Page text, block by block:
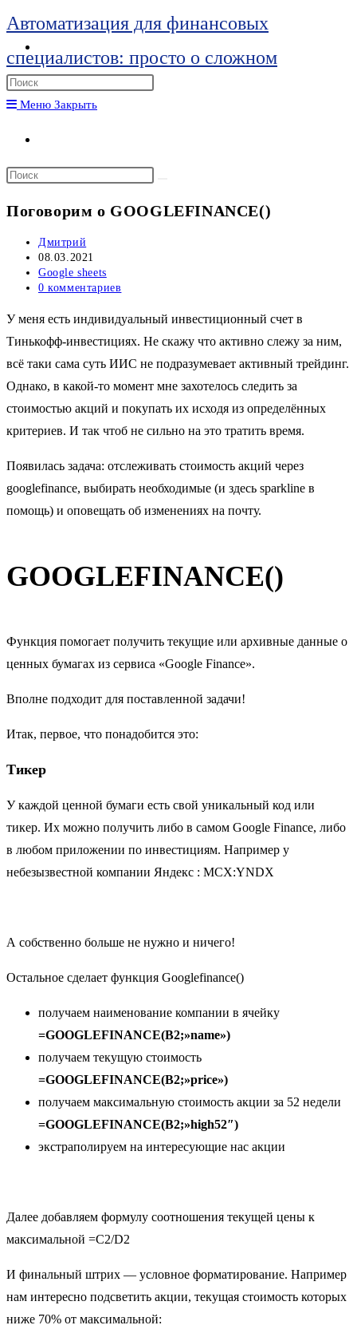
Перейти
содержимому
Автоматизация для финансовых
специалистов: просто о сложном
поиск
по
веб-
сайту
закрыть
поиска.
Меню Закрыть
по
Поиск
сайте
Поговорим о GOOGLEFINANCE()
Автор
записи:
Дмитрий
Запись
опубликована:
08.03.2021
Рубрика
записи:
Google sheets
Комментарии
записи:
0 комментариев
У меня есть индивидуальный инвестиционный счет в
Тинькофф-инвестициях. Не скажу что активно слежу за ним,
всё таки сама суть ИИС не подразумевает активный трейдинг.
Однако, в какой-то момент мне захотелось следить за
стоимостью акций и покупать их исходя из определённых
критериев. И так чтоб не сильно на это тратить время.
Появилась задача: отслеживать стоимость акций через
googlefinance, выбирать необходимые (и здесь sparkline в
помощь) и оповещать об изменениях на почту.
GOOGLEFINANCE()
Функция помогает получить текущие или архивные данные о
ценных бумагах из сервиса «Google Finance».
Вполне подходит для поставленной задачи!
Итак, первое, что понадобится это:
Тикер
У каждой ценной бумаги есть свой уникальный код или
тикер. Их можно получить либо в самом Google Finance, либо
в любом приложении по инвестициям. Например у
небезызвестной компании Яндекс : MCX:YNDX
А собственно больше не нужно и ничего!
Остальное сделает функция Googlefinance()
получаем наименование компании в ячейку
=GOOGLEFINANCE(B2;»name»)
получаем текущую стоимость
=GOOGLEFINANCE(B2;»price»)
получаем максимальную стоимость акции за 52 недели
=GOOGLEFINANCE(B2;»high52″)
экстраполируем на интересующие нас акции
Далее добавляем формулу соотношения текущей цены к
максимальной =C2/D2
И финальный штрих — условное форматирование. Например
нам интересно подсветить акции, текущая стоимость которых
ниже 70% от максимальной: